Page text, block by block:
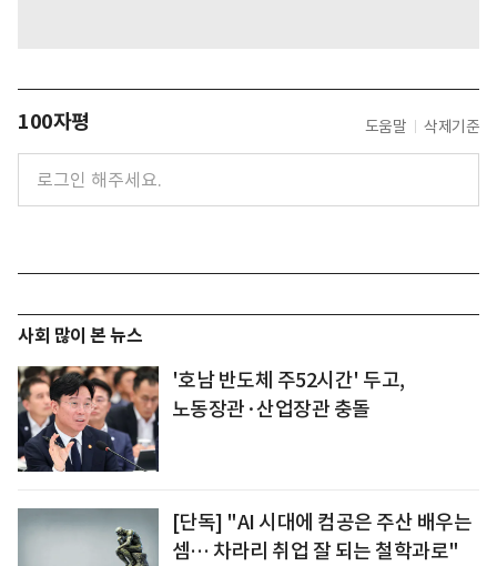
100자평 도움말 삭제기준
사회 많이 본 뉴스
'호남 반도체 주52시간' 두고,
노동장관·산업장관 충돌
[단독] "AI 시대에 컴공은 주산 배우는
셈… 차라리 취업 잘 되는 철학과로"